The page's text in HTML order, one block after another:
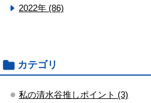
2022年 (86)
カテゴリ
私の清水谷推しポイント (3)